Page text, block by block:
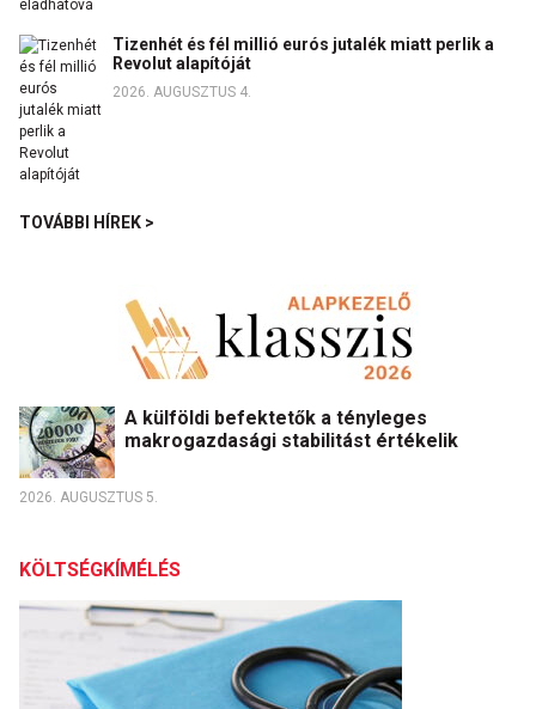
Tizenhét és fél millió eurós jutalék miatt perlik a
Revolut alapítóját
2026. AUGUSZTUS 4.
TOVÁBBI HÍREK >
A külföldi befektetők a tényleges
makrogazdasági stabilitást értékelik
2026. AUGUSZTUS 5.
KÖLTSÉGKÍMÉLÉS